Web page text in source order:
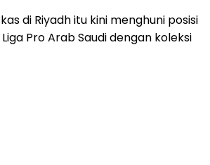
di Riyadh itu kini menghuni posisi
Pro Arab Saudi dengan koleksi